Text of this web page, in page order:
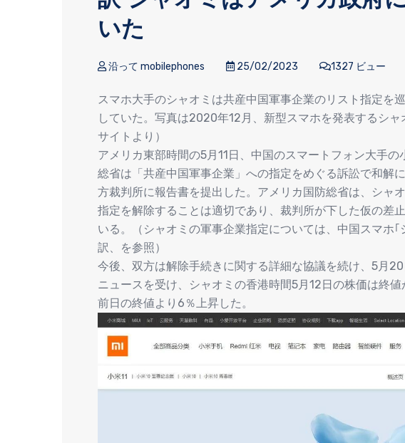
いた
沿って mobilephones 25/02/2023 1327 ビュー
スマホ大手のシャオミは共産中国軍事企業のリスト指定を
していた。写真は2020年12月、新型スマホを発表するシ
サイトより）
アメリカ東部時間の5月11日、中国のスマートフォン大手
総省は「共産中国軍事企業」への指定をめぐる訴訟で和解
方裁判所に報告書を提出した。アメリカ国防総省は、シャ
指定を解除することは適切であり、裁判所が下した仮の差
いる。（シャオミの軍事企業指定については、中国スマホ｢
訳、を参照）
今後、双方は解除手続きに関する詳細な協議を続け、5月
ニュースを受け、シャオミの香港時間5月12日の株価は終値
前日の終値より6％上昇した。